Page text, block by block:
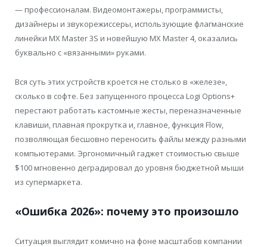
— профессионалам. Видеомонтажеры, программисты,
дизайнеры и звукорежиссеры, использующие флагманские
линейки MX Master 3S и новейшую MX Master 4, оказались
буквально с «вязанными» руками.
Вся суть этих устройств кроется не столько в «железе»,
сколько в софте. Без запущенного процесса Logi Options+
перестают работать кастомные жесты, переназначенные
клавиши, плавная прокрутка и, главное, функция Flow,
позволяющая бесшовно переносить файлы между разными
компьютерами. Эргономичный гаджет стоимостью свыше
$100 мгновенно деградировал до уровня бюджетной мыши
из супермаркета.
«Ошибка 2026»: почему это произошло
Ситуация выглядит комично на фоне масштабов компании